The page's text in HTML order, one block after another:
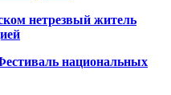
нетрезвый житель
национальных